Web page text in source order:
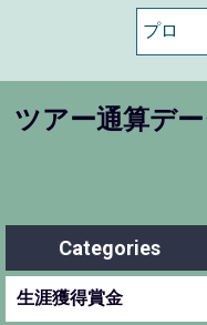
ツアー通算デ
Categories
生涯獲得賞金